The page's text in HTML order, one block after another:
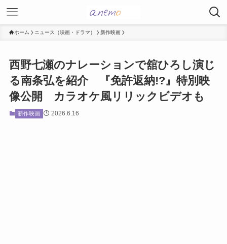
ホーム ニュース（映画・ドラマ） 新作映画
西野七瀬のナレーションで舘ひろし演じ
る南条弘を紹介 『免許返納!?』特別映
像公開 カラオケ風リリックビデオも
新作映画 2026.6.16